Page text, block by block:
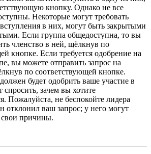
кнопку. Однако не все
Некоторые могут требовать
в них, могут быть закрытыми
Если группа общедоступна, то вы
членство в ней, щёлкнув по
кнопке. Если требуется одобрение на
вы можете отправить запрос на
по соответствующей кнопке.
будет одобрить ваше участие в
зачем вы хотите
Пожалуйста, не беспокойте лидера
отклонил ваш запрос; у него могут
свои причины.